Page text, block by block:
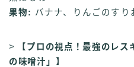
果物: バナナ、りんごのすり
>
【プロの視点！最強のレ
の味噌汁」】